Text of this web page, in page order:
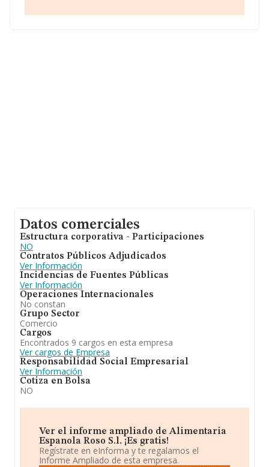
relativa a la provincia de Madrid, en la base de datos
Datos comerciales
Estructura corporativa - Participaciones
NO
Contratos Públicos Adjudicados
Ver Información
Incidencias de Fuentes Públicas
Ver Información
Operaciones Internacionales
No constan
Grupo Sector
Comercio
Cargos
Encontrados 9 cargos en esta empresa
Ver cargos de Empresa
Responsabilidad Social Empresarial
Ver Información
Cotiza en Bolsa
NO
Ver el informe ampliado de Alimentaria
Espanola Roso S.l. ¡Es gratis!
Regístrate en eInforma y te regalamos el
Informe Ampliado de esta empresa.